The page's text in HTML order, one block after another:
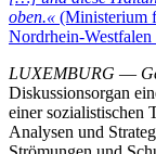
oben.« (Ministerium
Nordrhein-Westfalen
LUXEMBURG —
Diskussionsorgan
einer sozialistischen
Analysen und